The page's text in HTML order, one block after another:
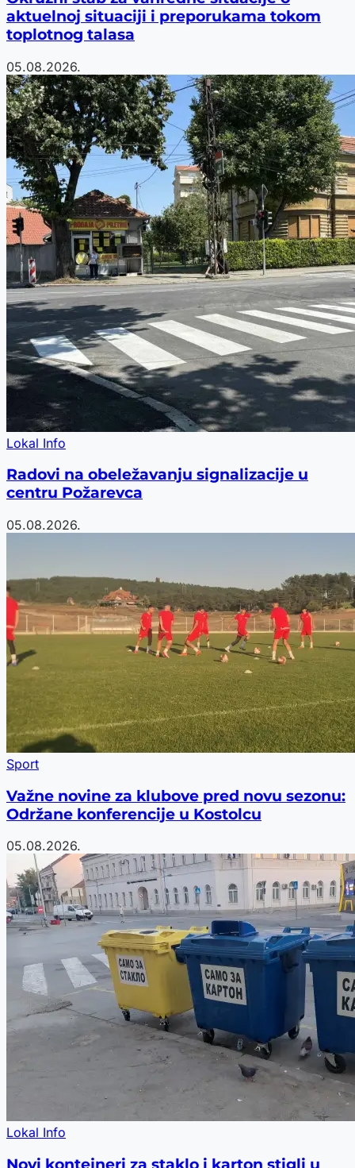
aktuelnoj situaciji i preporukama tokom
toplotnog talasa
05.08.2026.
Lokal Info
Radovi na obeležavanju signalizacije u
centru Požarevca
05.08.2026.
Sport
Važne novine za klubove pred novu sezonu:
Održane konferencije u Kostolcu
05.08.2026.
Lokal Info